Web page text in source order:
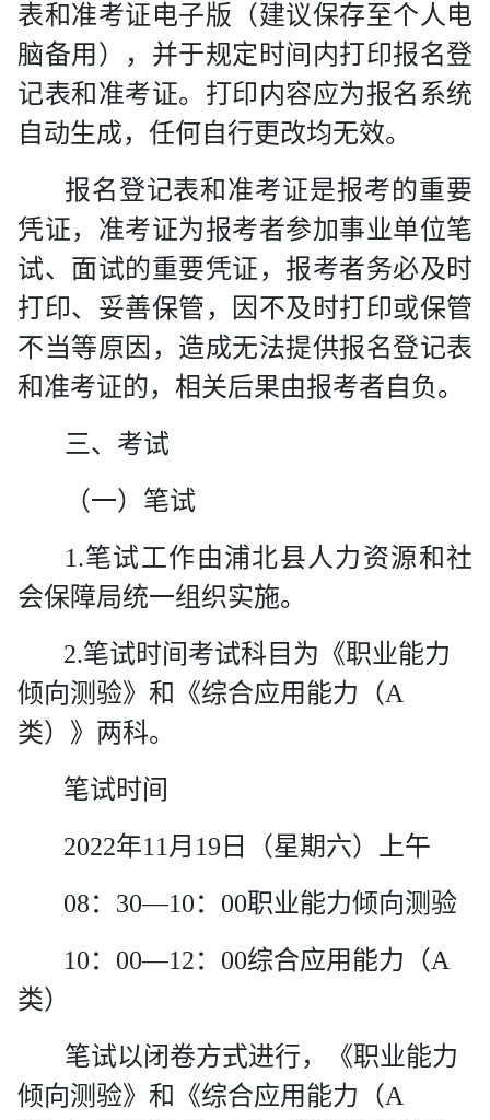
表和准考证电子版（建议保存至个人电
脑备用），并于规定时间内打印报名登
记表和准考证。打印内容应为报名系统
自动生成，任何自行更改均无效。
报名登记表和准考证是报考的重要
凭证，准考证为报考者参加事业单位笔
试、面试的重要凭证，报考者务必及时
打印、妥善保管，因不及时打印或保管
不当等原因，造成无法提供报名登记表
和准考证的，相关后果由报考者自负。
三、考试
（一）笔试
1.笔试工作由浦北县人力资源和社
会保障局统一组织实施。
2.笔试时间考试科目为《职业能力
倾向测验》和《综合应用能力（A
类）》两科。
笔试时间
2022年11 月 19 日（星期六）上午
08： 30—10： 00职业能力倾向测验
10： 00—12： 00综合应用能力（A
类）
笔试以闭卷方式进行，《职业能力
倾向测验》和《综合应用能力（A